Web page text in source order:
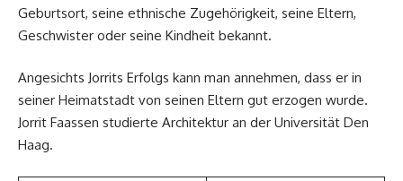
Geburtsort, seine ethnische Zugehörigkeit, seine Eltern,
Geschwister oder seine Kindheit bekannt.
Angesichts Jorrits Erfolgs kann man annehmen, dass er in
seiner Heimatstadt von seinen Eltern gut erzogen wurde.
Jorrit Faassen studierte Architektur an der Universität Den
Haag.